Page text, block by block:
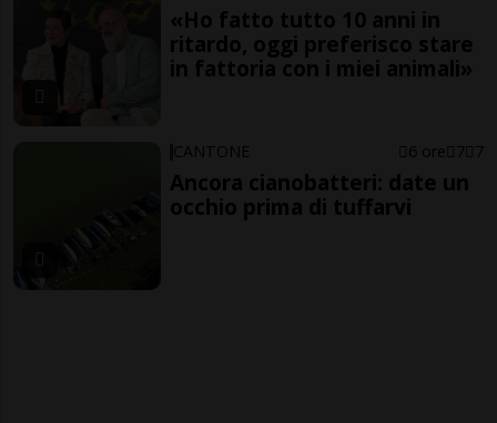
«Ho fatto tutto 10 anni in
ritardo, oggi preferisco stare
in fattoria con i miei animali»
CANTONE 6 ore 7 7
Ancora cianobatteri: date un
occhio prima di tuffarvi